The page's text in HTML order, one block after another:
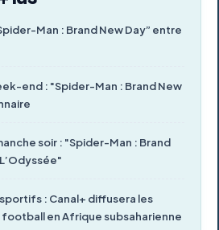
Man : Brand New Day” entre
end : "Spider-Man : Brand New
soir : "Spider-Man : Brand
: Canal+ diffusera les
football en Afrique subsaharienne